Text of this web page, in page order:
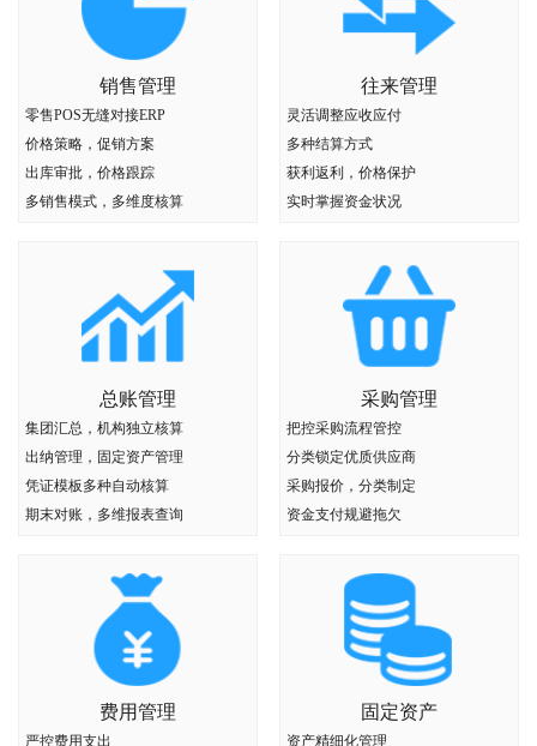
销售管理
零售POS无缝对接ERP
价格策略，促销方案
出库审批，价格跟踪
多销售模式，多维度核算
往来管理
灵活调整应收应付
多种结算方式
获利返利，价格保护
实时掌握资金状况
总账管理
集团汇总，机构独立核算
出纳管理，固定资产管理
凭证模板多种自动核算
期末对账，多维报表查询
采购管理
把控采购流程管控
分类锁定优质供应商
采购报价，分类制定
资金支付规避拖欠
费用管理
严控费用支出
固定资产
资产精细化管理